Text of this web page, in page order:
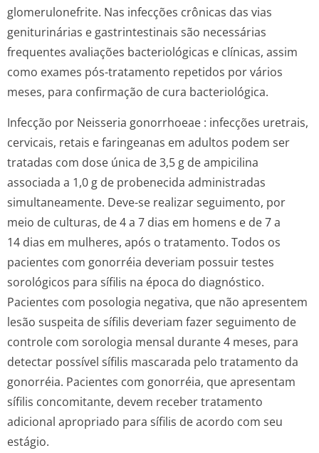
glomerulonefrite. Nas infecções crônicas das vias
geniturinárias e gastrintestinais são necessárias
frequentes avaliações bacteriológicas e clínicas, assim
como exames pós-tratamento repetidos por vários
meses, para confirmação de cura bacteriológica.
Infecção por Neisseria gonorrhoeae : infecções uretrais,
cervicais, retais e faringeanas em adultos podem ser
tratadas com dose única de 3,5 g de ampicilina
associada a 1,0 g de probenecida administradas
simultaneamente. Deve-se realizar seguimento, por
meio de culturas, de 4 a 7 dias em homens e de 7 a
14 dias em mulheres, após o tratamento. Todos os
pacientes com gonorréia deveriam possuir testes
sorológicos para sífilis na época do diagnóstico.
Pacientes com posologia negativa, que não apresentem
lesão suspeita de sífilis deveriam fazer seguimento de
controle com sorologia mensal durante 4 meses, para
detectar possível sífilis mascarada pelo tratamento da
gonorréia. Pacientes com gonorréia, que apresentam
sífilis concomitante, devem receber tratamento
adicional apropriado para sífilis de acordo com seu
estágio.